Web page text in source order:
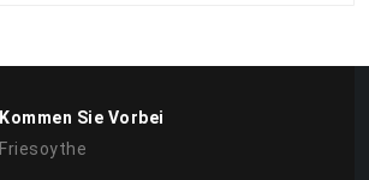
Kommen Sie Vorbei
Friesoythe